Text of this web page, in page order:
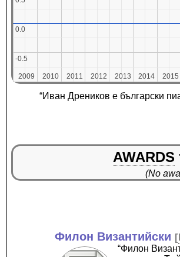
2009
2009 2010
2010 2011
2011 2012
2012 2013
2013 2014
2014 2015
2015
-0.5
-0.5
0.0
0.0
“Иван Дреников е български
AWARDS
(No
Филон Византийски [
“Филон